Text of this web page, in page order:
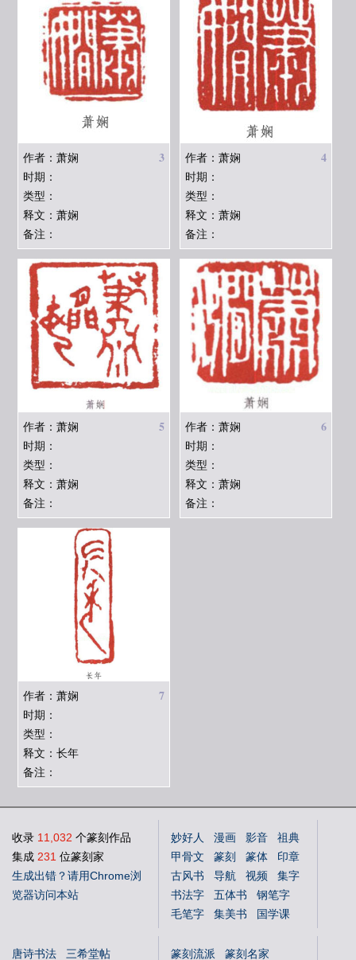
3
作者：萧娴
时期：
类型：
释文：萧娴
备注：
4
作者：萧娴
时期：
类型：
释文：萧娴
备注：
5
作者：萧娴
时期：
类型：
释文：萧娴
备注：
6
作者：萧娴
时期：
类型：
释文：萧娴
备注：
7
作者：萧娴
时期：
类型：
释文：长年
备注：
收录 11,032 个篆刻作品
集成 231 位篆刻家
生成出错？请用Chrome浏
览器访问本站
妙好人 漫画 影音
祖典
甲骨文
篆刻 篆体
印章
古风书
导航 视频
集字
书法字
五体书
钢笔字
毛笔字
集美书
国学课
唐诗书法
三希堂帖 篆刻流派 篆刻名家